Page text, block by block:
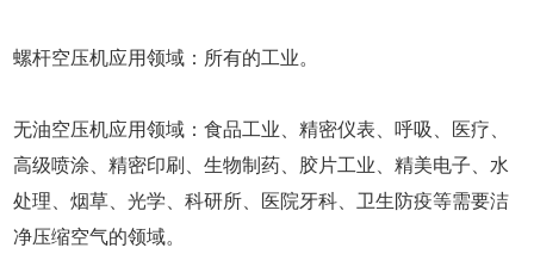
螺杆空压机应用领域：所有的工业。
无油空压机应用领域：食品工业、精密仪表、呼吸、医疗、
高级喷涂、精密印刷、生物制药、胶片工业、精美电子、水
处理、烟草、光学、科研所、医院牙科、卫生防疫等需要洁
净压缩空气的领域。